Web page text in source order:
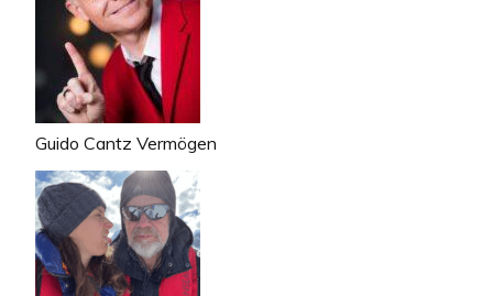
Guido Cantz Vermögen